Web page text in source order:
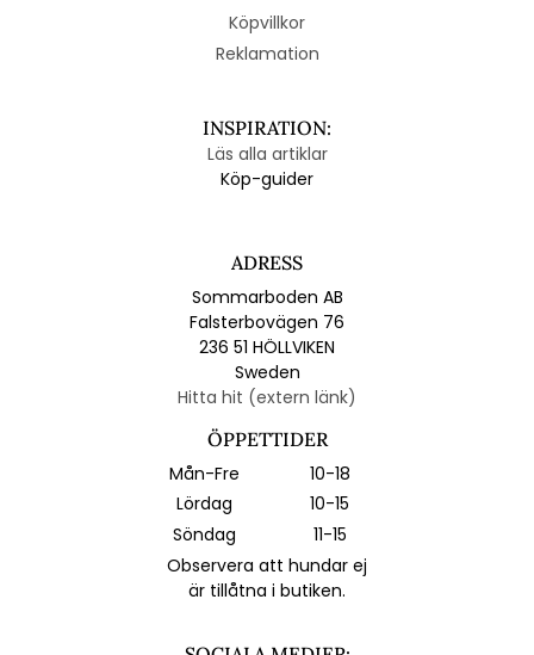
Köpvillkor
Reklamation
INSPIRATION:
Läs alla artiklar
Köp-guider
ADRESS
Sommarboden AB
Falsterbovägen 76
236 51 HÖLLVIKEN
Sweden
Hitta hit (extern länk)
ÖPPETTIDER
Mån-Fre
10-18
Lördag
10-15
Söndag
11-15
Observera att hundar ej
är tillåtna i butiken.